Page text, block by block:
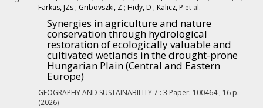
Farkas, JZs ; Gribovszki, Z ; Hidy, D ; Kalicz, P et al.
Synergies in agriculture and nature
conservation through hydrological
restoration of ecologically valuable and
cultivated wetlands in the drought-prone
Hungarian Plain (Central and Eastern
Europe)
GEOGRAPHY AND SUSTAINABILITY7 : 3 Paper: 100464 , 16 p.
(2026)